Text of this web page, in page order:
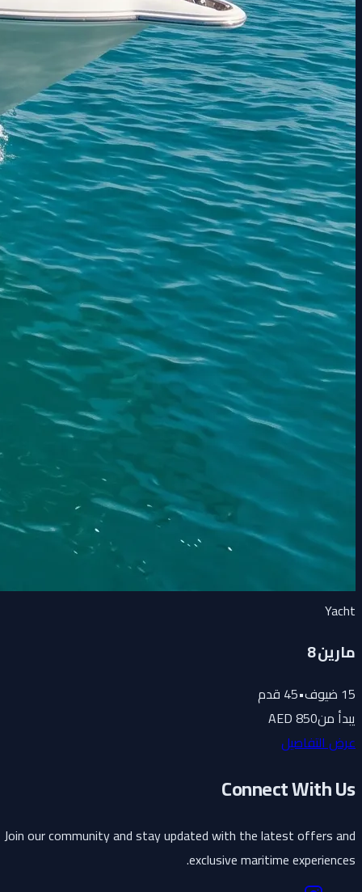
Yacht
مارين 8
15ضيوف•
45قدم
يبدأ من850 AED
عرض التفاصيل
Connect With Us
Join our community and stay updated with the latest offers and
exclusive maritime experiences.